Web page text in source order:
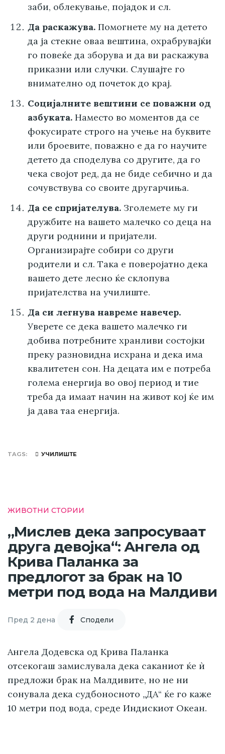
заби, облекување, појадок и сл.
Да раскажува. Помогнете му на детето
да ја стекне оваа вештина, охрабрувајќи
го повеќе да зборува и да ви раскажува
приказни или случки. Слушајте го
внимателно од почеток до крај.
Социјалните вештини се поважни од
азбуката. Наместо во моментов да се
фокусирате строго на учење на буквите
или броевите, поважно е да го научите
детето да споделува со другите, да го
чека својот ред, да не биде себично и да
сочувствува со своите другарчиња.
Да се спријателува. Зголемете му ги
дружбите на вашето малечко со деца на
други роднини и пријатели.
Организирајте собири со други
родители и сл. Така е поверојатно дека
вашето дете лесно ќе склопува
пријателства на училиште.
Да си легнува навреме навечер.
Уверете се дека вашето малечко ги
добива потребните хранливи состојки
преку разновидна исхрана и дека има
квалитетен сон. На децата им е потреба
голема енергија во овој период и тие
треба да имаат начин на живот кој ќе им
ја дава таа енергија.
TAGS УЧИЛИШТЕ
ЖИВОТНИ СТОРИИ
„Мислев дека запросуваат
друга девојка“: Ангела од
Крива Паланка за
предлогот за брак на 10
метри под вода на Малдиви
Пред 2 дена Cподели
Ангела Додевска од Крива Паланка
отсекогаш замислувала дека саканиот ќе ѝ
предложи брак на Малдивите, но не ни
сонувала дека судбоносното „ДА“ ќе го каже
10 метри под вода, среде Индискиот Океан.